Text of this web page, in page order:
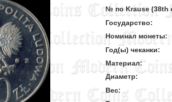
№ по Krause (38th
Государство:
Номинал монеты:
Год(ы) чеканки:
Материал:
Диаметр:
Вес: